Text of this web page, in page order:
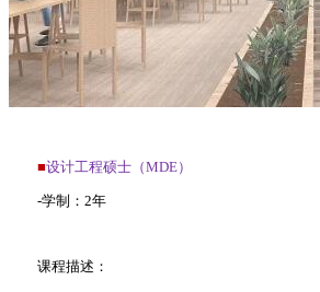
■设计工程硕士（MDE）
-学制：2年
课程描述：